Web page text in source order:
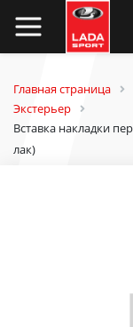
Главная страница
Экстерьер
Вставка накладки
лак)